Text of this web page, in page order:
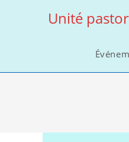
Unité